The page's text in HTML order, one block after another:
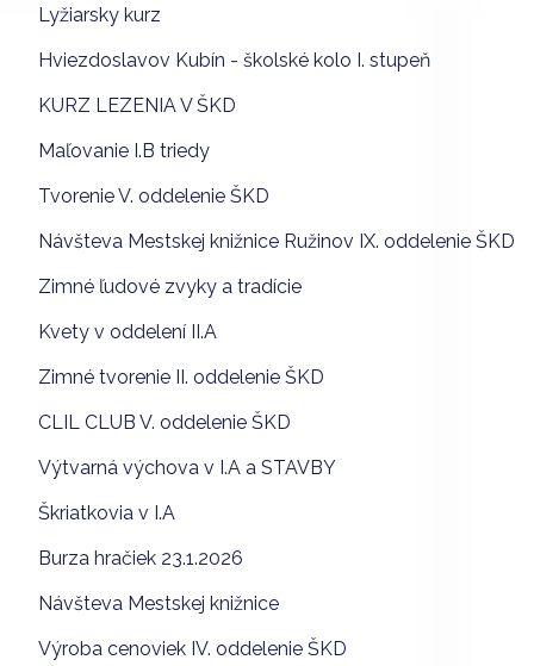
Lyžiarsky kurz
Hviezdoslavov Kubín - školské kolo I. stupeň
KURZ LEZENIA V ŠKD
Maľovanie I.B triedy
Tvorenie V. oddelenie ŠKD
Návšteva Mestskej knižnice Ružinov IX. oddelenie ŠKD
Zimné ľudové zvyky a tradície
Kvety v oddelení II.A
Zimné tvorenie II. oddelenie ŠKD
CLIL CLUB V. oddelenie ŠKD
Výtvarná výchova v I.A a STAVBY
Škriatkovia v I.A
Burza hračiek 23.1.2026
Návšteva Mestskej knižnice
Výroba cenoviek IV. oddelenie ŠKD